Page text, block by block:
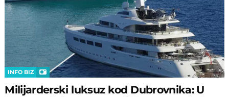
INFO BIZ
Milijarderski luksuz kod Dubrovnika: U